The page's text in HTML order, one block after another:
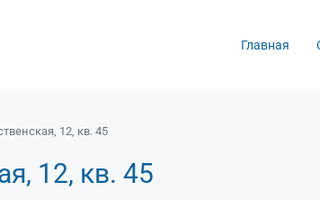
Главная
12, кв. 45
12, кв. 45